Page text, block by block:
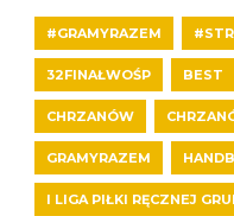
#GRAMYRAZEM
32FINAŁWOŚP BEST
CHRZANÓW
GRAMYRAZEM
I LIGA PIŁKI RĘCZNEJ